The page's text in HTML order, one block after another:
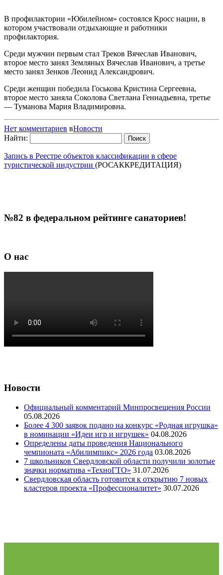
В профилактории «Юбилейном» состоялся Кросс нации, в
котором участвовали отдыхающие и работники
профилактория.
Среди мужчин первым стал Треков Вячеслав Иванович,
второе место занял Земляных Вячеслав Иванович, а третье
место занял Зенков Леонид Александрович.
Среди женщин победила Госькова Кристина Сергеевна,
второе место заняла Соколова Светлана Геннадьевна, третье
— Туманова Мария Владимировна.
Нет комментариев вНовости
Найти:
Запись в Реестре объектов классификации в сфере
туристической индустрии (РОСАККРЕДИТАЦИЯ)
№82 в федеральном рейтинге санаториев!
О нас
Новости
Официальный комментарий Минпросвещения России
05.08.2026
Более 4 300 заявок подано на конкурс «Родная игрушка»
в номинации «Идеи игр и игрушек» 04.08.2026
Определены даты проведения Национального
чемпионата «Абилимпикс» 2026 года 03.08.2026
7 школьников Свердловской области получили золотые
значки норматива «ТехноГТО» 31.07.2026
Свердловская область готовится к открытию 7 новых
кластеров проекта «Профессионалитет» 30.07.2026